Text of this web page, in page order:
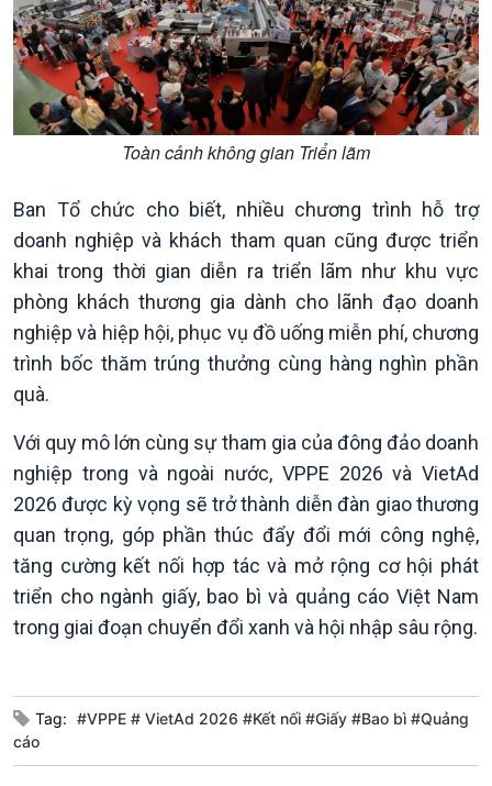
10 phút Sự kiện - Luận bàn
Câu chuyện thời sự
Dòng chảy sự kiện
Đối thoại
Diễn đàn chủ nhật
Chuyện đêm
Toàn cảnh không gian Triển lãm
Ban Tổ chức cho biết, nhiều chương trình hỗ trợ
doanh nghiệp và khách tham quan cũng được triển
khai trong thời gian diễn ra triển lãm như khu vực
phòng khách thương gia dành cho lãnh đạo doanh
nghiệp và hiệp hội, phục vụ đồ uống miễn phí, chương
trình bốc thăm trúng thưởng cùng hàng nghìn phần
quà.
Với quy mô lớn cùng sự tham gia của đông đảo doanh
nghiệp trong và ngoài nước, VPPE 2026 và VietAd
2026 được kỳ vọng sẽ trở thành diễn đàn giao thương
quan trọng, góp phần thúc đẩy đổi mới công nghệ,
tăng cường kết nối hợp tác và mở rộng cơ hội phát
triển cho ngành giấy, bao bì và quảng cáo Việt Nam
trong giai đoạn chuyển đổi xanh và hội nhập sâu rộng.
Tag: #VPPE # VietAd 2026 #Kết nối #Giấy #Bao bì #Quảng
cáo